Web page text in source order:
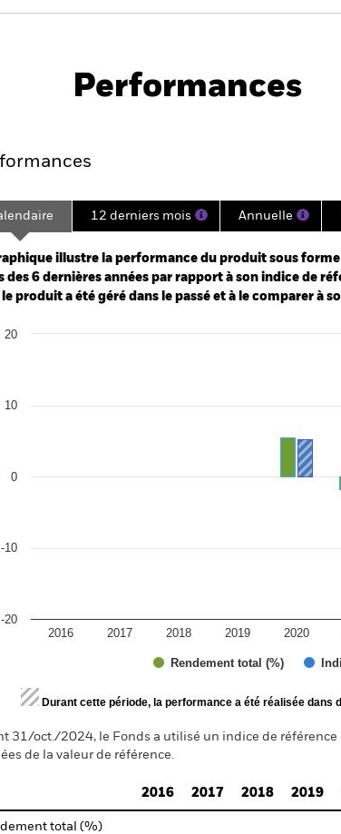
Performances
11-30 00:00:00 to 2026-07-31 00:00:00.
to 60.
12 derniers mois Annuelle
illustre la performance du produit sous
des 6 dernières années par rapport à son indice de
produit a été géré dans le passé et à le comparer à
with 2 data series.
Rendement total (%)
2016 2017 2018 2019 2020
-20
-10
0
10
20
interactive chart.
Durant cette période, la performance a été réalisée
31/oct./2024, le Fonds a utilisé un indice de
de la valeur de référence.
2016 2017 2018 2019
total (%)